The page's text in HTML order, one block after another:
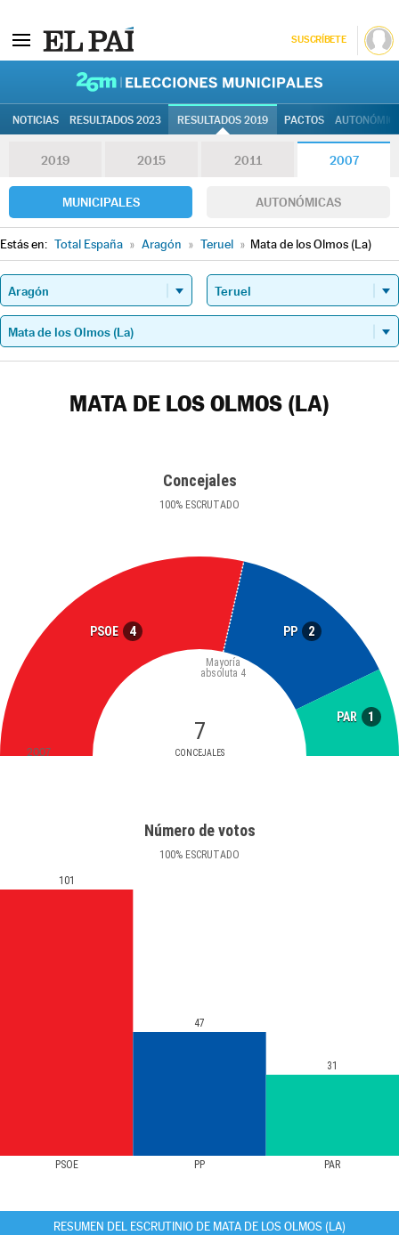
SUSCRÍBETE
NOTICIAS RESULTADOS 2023 RESULTADOS 2019 PACTOS
2019 2015 2011 2007
MUNICIPALES AUTONÓMICAS
Estás en: Total España » Aragón » Teruel » Mata de los Olmos (La)
MATA DE LOS OLMOS (LA)
Concejales
100% ESCRUTADO
PSOE 4 PP 2
PAR 1
7
CONCEJALES
Mayoría
absoluta 4
2007
Número de votos
100% ESCRUTADO
PSOE PP PAR
101
47
31
RESUMEN DEL ESCRUTINIO DE MATA DE LOS OLMOS (LA)